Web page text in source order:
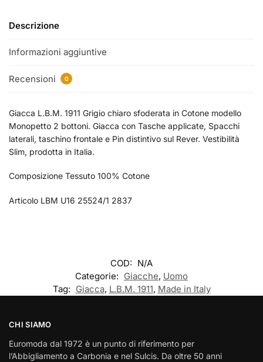
Descrizione
Informazioni aggiuntive
Recensioni 0
Giacca L.B.M. 1911 Grigio chiaro sfoderata in Cotone modello
Monopetto 2 bottoni. Giacca con Tasche applicate, Spacchi
laterali, taschino frontale e Pin distintivo sul Rever. Vestibilità
Slim, prodotta in Italia.
Composizione Tessuto 100% Cotone
Articolo LBM U16 25524/1 2837
COD: N/A
Categorie: Giacche, Uomo
Tag: Giacca, L.B.M. 1911, Made in Italy
CHI SIAMO
Euromoda dal 1972 è un punto di riferimento per
l’Abbigliamento a Carbonia e nel Sulcis. Da oltre 50 anni